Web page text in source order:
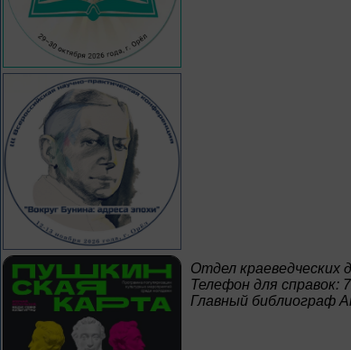
Отдел краеведческих
Телефон для справок:
Главный библиограф